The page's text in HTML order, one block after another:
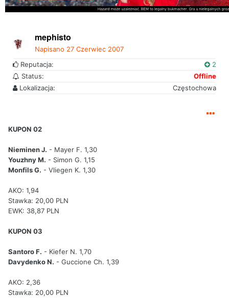
mephisto
Napisano 27 Czerwiec 2007
Reputacja:
2
Status:
Offline
Lokalizacja:
Częstochowa
KUPON 02
Nieminen J. - Mayer F. 1,30
Youzhny M. - Simon G. 1,15
Monfils G. - Vliegen K. 1,30
AKO: 1,94
Stawka: 20,00 PLN
EWK: 38,87 PLN
KUPON 03
Santoro F. - Kiefer N. 1,70
Davydenko N. - Guccione Ch. 1,39
AKO: 2,36
Stawka: 20,00 PLN